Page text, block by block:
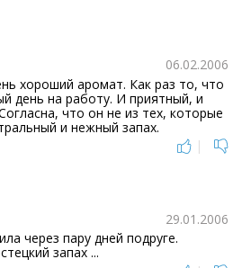
06.02.2006
хороший аромат. Как раз то, что
день на работу. И приятный, и
что он не из тех, которые
и нежный запах.
|
29.01.2006
через пару дней подруге.
запах ...